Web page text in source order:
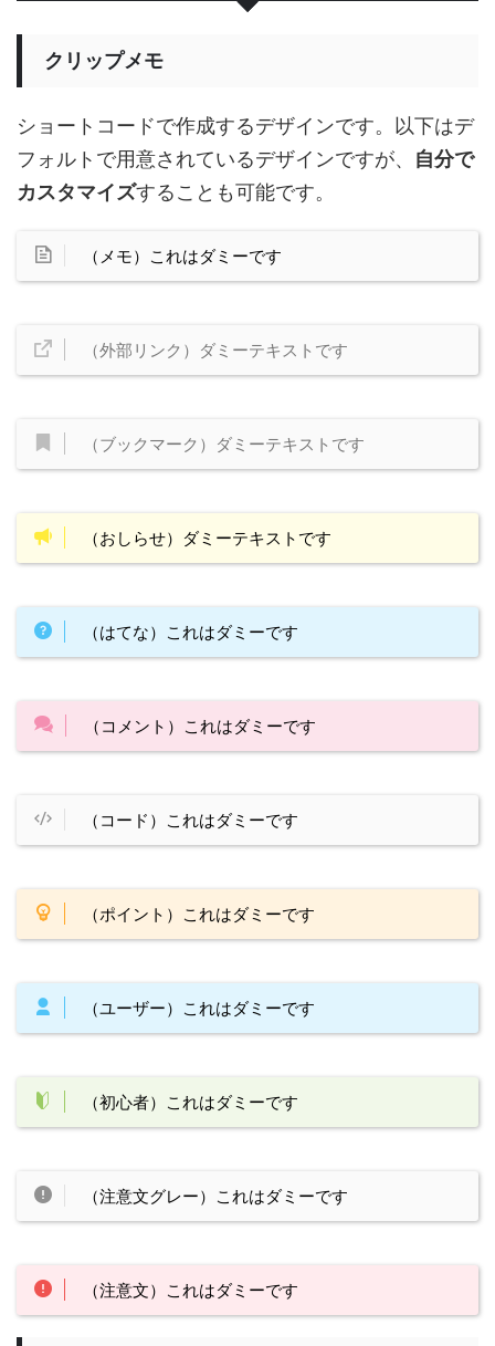
クリップメモ
ショートコードで作成するデザインです。以下はデ
フォルトで用意されているデザインですが、 自分で
カスタマイズすることも可能です。
（メモ）これはダミーです
（外部リンク）ダミーテキストです
（ブックマーク）ダミーテキストです
（おしらせ）ダミーテキストです
（はてな）これはダミーです
（コメント）これはダミーです
（コード）これはダミーです
（ポイント）これはダミーです
（ユーザー）これはダミーです
（初心者）これはダミーです
（注意文グレー）これはダミーです
（注意文）これはダミーです